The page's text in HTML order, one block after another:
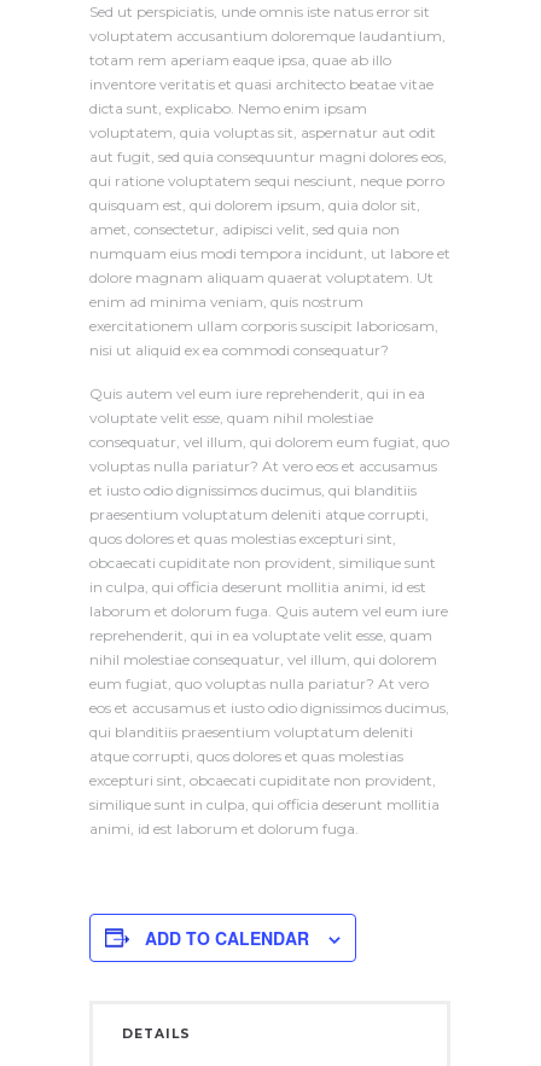
Sed ut perspiciatis, unde omnis iste natus error sit
voluptatem accusantium doloremque laudantium,
totam rem aperiam eaque ipsa, quae ab illo
inventore veritatis et quasi architecto beatae vitae
dicta sunt, explicabo. Nemo enim ipsam
voluptatem, quia voluptas sit, aspernatur aut odit
aut fugit, sed quia consequuntur magni dolores eos,
qui ratione voluptatem sequi nesciunt, neque porro
quisquam est, qui dolorem ipsum, quia dolor sit,
amet, consectetur, adipisci velit, sed quia non
numquam eius modi tempora incidunt, ut labore et
dolore magnam aliquam quaerat voluptatem. Ut
enim ad minima veniam, quis nostrum
exercitationem ullam corporis suscipit laboriosam,
nisi ut aliquid ex ea commodi consequatur?
Quis autem vel eum iure reprehenderit, qui in ea
voluptate velit esse, quam nihil molestiae
consequatur, vel illum, qui dolorem eum fugiat, quo
voluptas nulla pariatur? At vero eos et accusamus
et iusto odio dignissimos ducimus, qui blanditiis
praesentium voluptatum deleniti atque corrupti,
quos dolores et quas molestias excepturi sint,
obcaecati cupiditate non provident, similique sunt
in culpa, qui officia deserunt mollitia animi, id est
laborum et dolorum fuga. Quis autem vel eum iure
reprehenderit, qui in ea voluptate velit esse, quam
nihil molestiae consequatur, vel illum, qui dolorem
eum fugiat, quo voluptas nulla pariatur? At vero
eos et accusamus et iusto odio dignissimos ducimus,
qui blanditiis praesentium voluptatum deleniti
atque corrupti, quos dolores et quas molestias
excepturi sint, obcaecati cupiditate non provident,
similique sunt in culpa, qui officia deserunt mollitia
animi, id est laborum et dolorum fuga.
ADD TO CALENDAR
DETAILS